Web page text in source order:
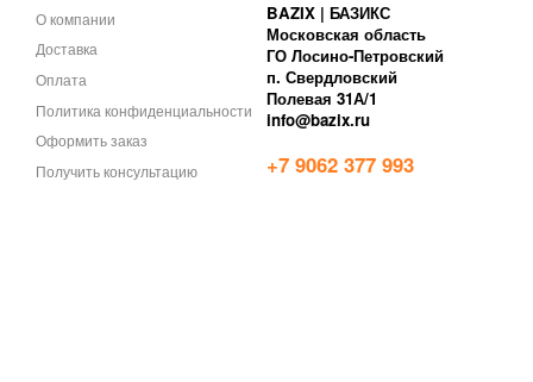
О компании
Доставка
Оплата
Политика конфиденциальности
Оформить заказ
Получить консультацию
BAZIX | БАЗИКС
Московская область
ГО Лосино-Петровский
п. Свердловский
Полевая 31А/1
info@bazix.ru
+7 9062 377 993